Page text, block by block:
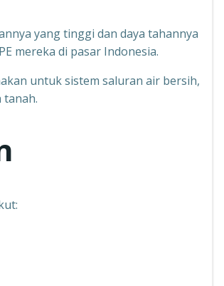
yang tinggi dan daya tahannya
mereka di pasar Indonesia.
untuk sistem saluran air bersih,
tanah.